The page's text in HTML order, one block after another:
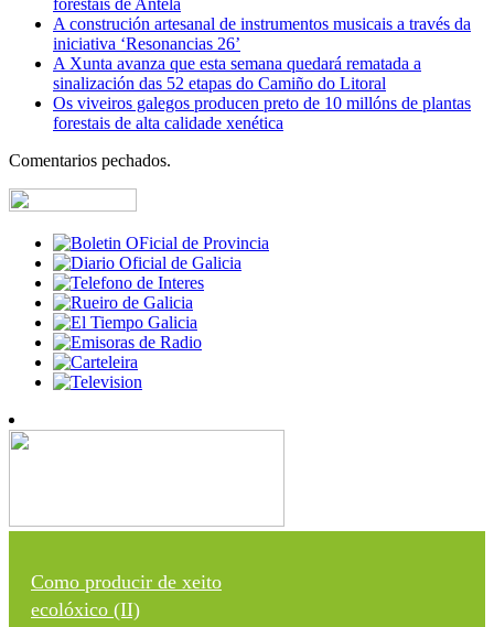
A construción artesanal de instrumentos musicais a través da
iniciativa ‘Resonancias 26’
A Xunta avanza que esta semana quedará rematada a
sinalización das 52 etapas do Camiño do Litoral
Os viveiros galegos producen preto de 10 millóns de plantas
forestais de alta calidade xenética
Comentarios pechados.
Como producir de xeito
ecolóxico (II)